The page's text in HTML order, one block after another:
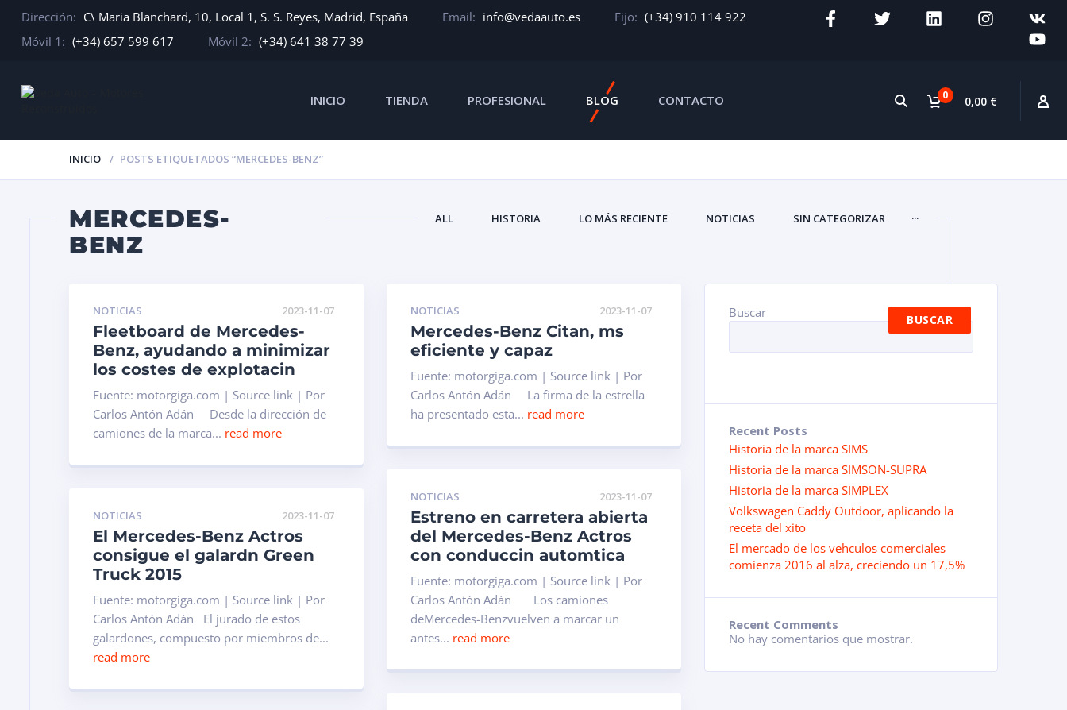
Dirección: C\ Maria Blanchard, 10, Local 1, S. S. Reyes, Madrid, España Email: info@vedaauto.es Fijo: (+34) 910 114 922
Móvil 1: (+34) 657 599 617 Móvil 2: (+34) 641 38 77 39
0 0,00 €
INICIO TIENDA PROFESIONAL BLOG CONTACTO
INICIO POSTS ETIQUETADOS “MERCEDES-BENZ”
MERCEDES-
BENZ
ALL HISTORIA LO MÁS RECIENTE NOTICIAS SIN CATEGORIZAR ...
NOTICIAS 2023-11-07
Fleetboard de Mercedes-
Benz, ayudando a minimizar
los costes de explotacin
Fuente: motorgiga.com | Source link | Por
Carlos Antón Adán Desde la dirección de
camiones de la marca... read more
NOTICIAS 2023-11-07
Mercedes-Benz Citan, ms
eficiente y capaz
Fuente: motorgiga.com | Source link | Por
Carlos Antón Adán La firma de la estrella
ha presentado esta... read more
NOTICIAS 2023-11-07
Estreno en carretera abierta
del Mercedes-Benz Actros
con conduccin automtica
Fuente: motorgiga.com | Source link | Por
Carlos Antón Adán Los camiones
deMercedes-Benzvuelven a marcar un
antes... read more
NOTICIAS 2023-11-07
El Mercedes-Benz Actros
consigue el galardn Green
Truck 2015
Fuente: motorgiga.com | Source link | Por
Carlos Antón Adán El jurado de estos
galardones, compuesto por miembros de...
read more
Buscar BUSCAR
Recent Posts
Historia de la marca SIMS
Historia de la marca SIMSON-SUPRA
Historia de la marca SIMPLEX
Volkswagen Caddy Outdoor, aplicando la
receta del xito
El mercado de los vehculos comerciales
comienza 2016 al alza, creciendo un 17,5%
Recent Comments
No hay comentarios que mostrar.